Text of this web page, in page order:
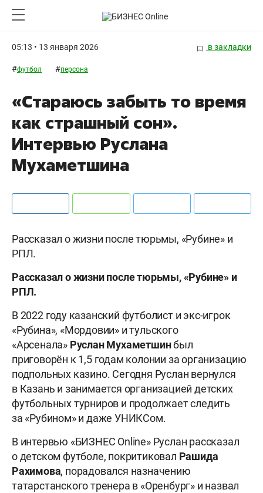
05:13 • 13 января 2026 в закладки
#футбол #персона
«Стараюсь забыть то время
как страшный сон».
Интервью Руслана
Мухаметшина
Рассказал о жизни после тюрьмы, «Рубине» и
РПЛ.
Рассказал о жизни после тюрьмы, «Рубине» и
РПЛ.
В 2022 году казанский футболист и экс-игрок
«Рубина», «Мордовии» и тульского
«Арсенала» РусланМухаметшинбыл
приговорён к 1,5 годам колонии за организацию
подпольных казино. Сегодня Руслан вернулся
в Казань и занимается организацией детских
футбольных турниров и продолжает следить
за «Рубином» и даже УНИКСом.
В интервью «БИЗНЕС Online» Руслан рассказал
о детском футболе, покритиковал Рашида
Рахимова, порадовался назначению
татарстанского тренера в «Оренбург» и назвал